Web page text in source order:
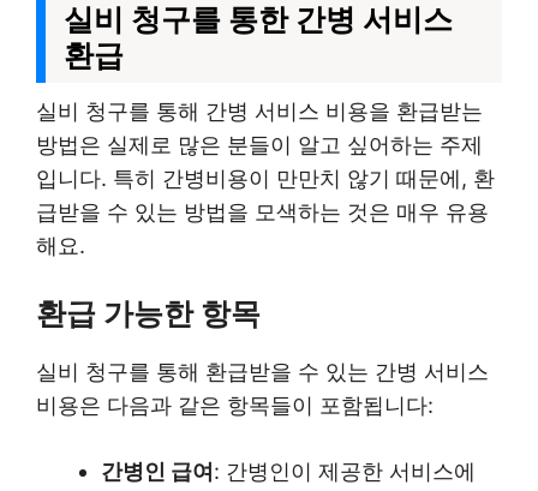
실비 청구를 통한 간병 서비스
환급
실비 청구를 통해 간병 서비스 비용을 환급받는
방법은 실제로 많은 분들이 알고 싶어하는 주제
입니다. 특히 간병비용이 만만치 않기 때문에, 환
급받을 수 있는 방법을 모색하는 것은 매우 유용
해요.
환급 가능한 항목
실비 청구를 통해 환급받을 수 있는 간병 서비스
비용은 다음과 같은 항목들이 포함됩니다:
간병인 급여 : 간병인이 제공한 서비스에